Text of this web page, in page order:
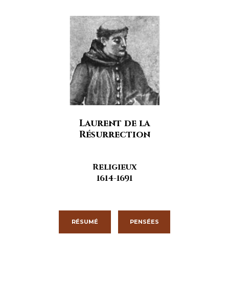
Laurent de la
Résurrection
Religieux
1614-1691
RÉSUMÉ PENSÉES